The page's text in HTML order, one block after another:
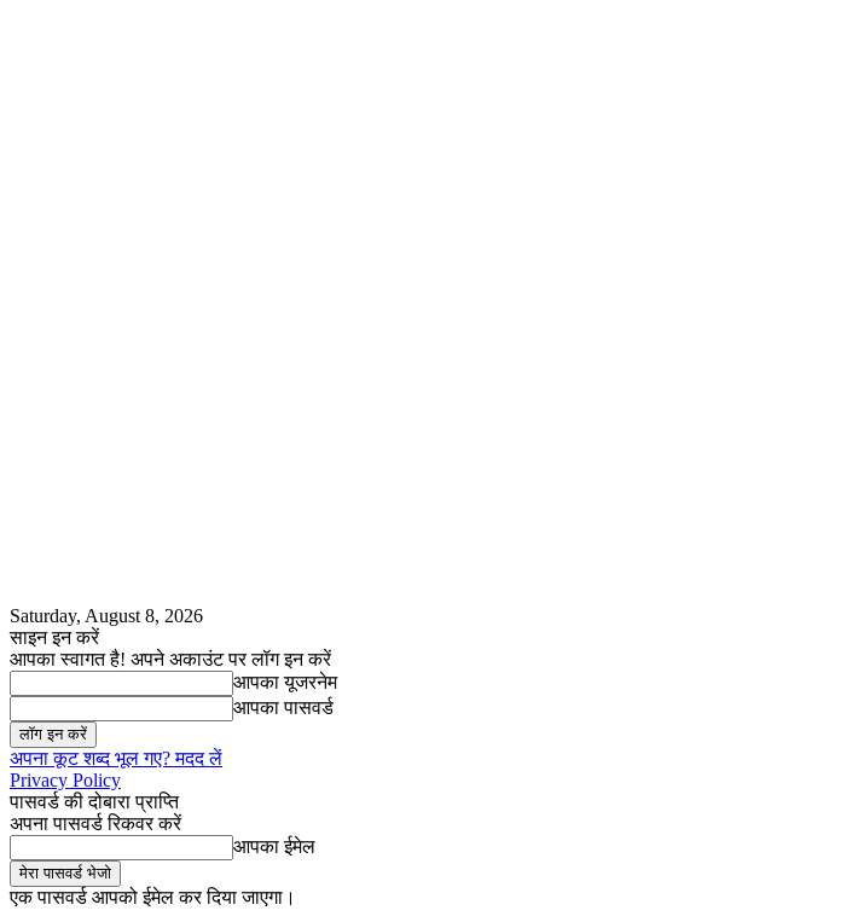
Saturday, August 8, 2026
साइन इन करें
आपका स्वागत है! अपने अकाउंट पर लॉग इन करें
आपका यूजरनेम
आपका पासवर्ड
अपना कूट शब्द भूल गए? मदद लें
Privacy Policy
पासवर्ड की दोबारा प्राप्ति
अपना पासवर्ड रिकवर करें
आपका ईमेल
एक पासवर्ड आपको ईमेल कर दिया जाएगा।